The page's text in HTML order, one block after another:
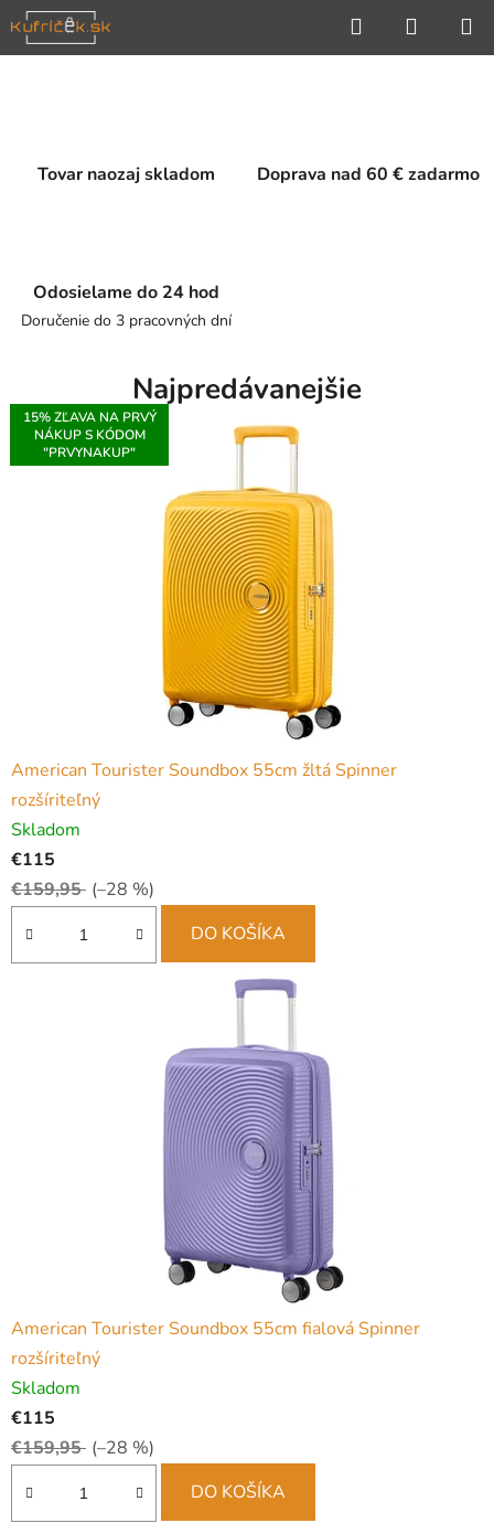
Prejsť
na
obsah
Hľadať
KOŠÍK
t
v
n
a
h
o
d
e
Tovar naozaj skladom Doprava nad 60 € zadarmo
Odosielame do 24 hod
Doručenie do 3 pracovných dní
Najpredávanejšie
American Tourister Soundbox 55cm žltá Spinner
rozšíriteľný
Skladom
€115
€159,95 (–28 %)
DO KOŠÍKA
American Tourister Soundbox 55cm fialová Spinner
rozšíriteľný
Skladom
€115
€159,95 (–28 %)
DO KOŠÍKA
15% ZĽAVA NA PRVÝ
NÁKUP S KÓDOM
"PRVYNAKUP"